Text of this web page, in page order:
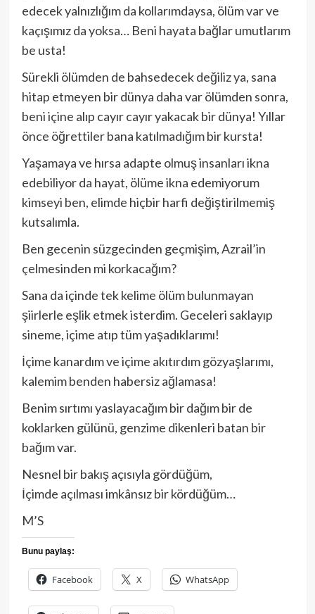
edecek yalnızlığım da kollarımdaysa, ölüm var ve
kaçışımız da yoksa… Beni hayata bağlar umutlarım
be usta!
Sürekli ölümden de bahsedecek değiliz ya, sana
hitap etmeyen bir dünya daha var ölümden sonra,
beni içine alıp cayır cayır yakacak bir dünya! Yıllar
önce öğrettiler bana katılmadığım bir kursta!
Yaşamaya ve hırsa adapte olmuş insanları ikna
edebiliyor da hayat, ölüme ikna edemiyorum
kimseyi ben, elimde hiçbir harfi değiştirilmemiş
kutsalımla.
Ben gecenin süzgecinden geçmişim, Azrail’in
çelmesinden mi korkacağım?
Sana da içinde tek kelime ölüm bulunmayan
şiirlerle eşlik etmek isterdim. Geceleri saklayıp
sineme, içime atıp tüm yaşadıklarımı!
İçime kanardım ve içime akıtırdım gözyaşlarımı,
kalemim benden habersiz ağlamasa!
Benim sırtımı yaslayacağım bir dağım bir de
koklarken gülünü, genzime dikenleri batan bir
bağım var.
Nesnel bir bakış açısıyla gördüğüm,
İçimde açılması imkânsız bir kördüğüm…
M’S
Bunu paylaş:
Facebook X WhatsApp